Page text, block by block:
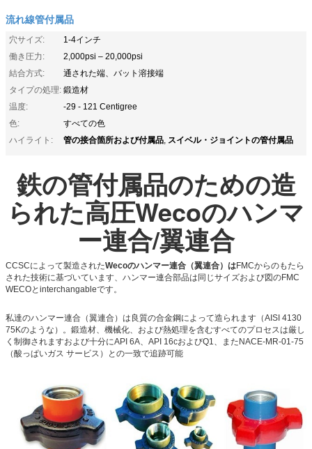
流れ線管付属品
穴サイズ:
1-4インチ
働き圧力:
2,000psi – 20,000psi
結合方式:
通された端、バット溶接端
タイプの処理: 鍛造材
温度:
-29 - 121 Centigree
色:
すべての色
ハイライト:
管の接合箇所および付属品, スイベル・ジョイントの管付属品
鉄の管付属品のための造
られた高圧Wecoのハンマ
ー連合/翼連合
CCSCによって製造されたWecoのハンマー連合（翼連合）はFMCからのもたら
された技術に基づいています、ハンマー連合部品は同じサイズおよび図のFMC
WECOとinterchangableです。
私達のハンマー連合（翼連合）は良質の合金鋼によって造られます（AISI 4130
75Kのような）。鍛造材、機械化、および熱処理を含むすべてのプロセスは厳し
く制御されますおよび十分にAPI 6A、API 16cおよびQ1、またNACE-MR-01-75
（酸っぱいガス サービス）との一致で追跡可能